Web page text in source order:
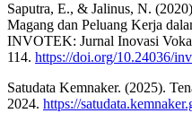
Saputra, E., & Jalinus, N.
Magang dan Peluang Kerja
INVOTEK: Jurnal Inovasi
114. https://doi.org/10.24036/
Satudata Kemnaker. (2025).
2024. https://